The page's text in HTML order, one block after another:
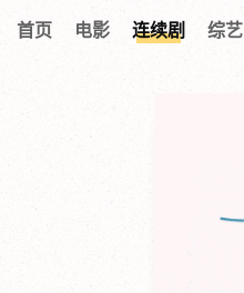
首页 电影 连续剧 综艺